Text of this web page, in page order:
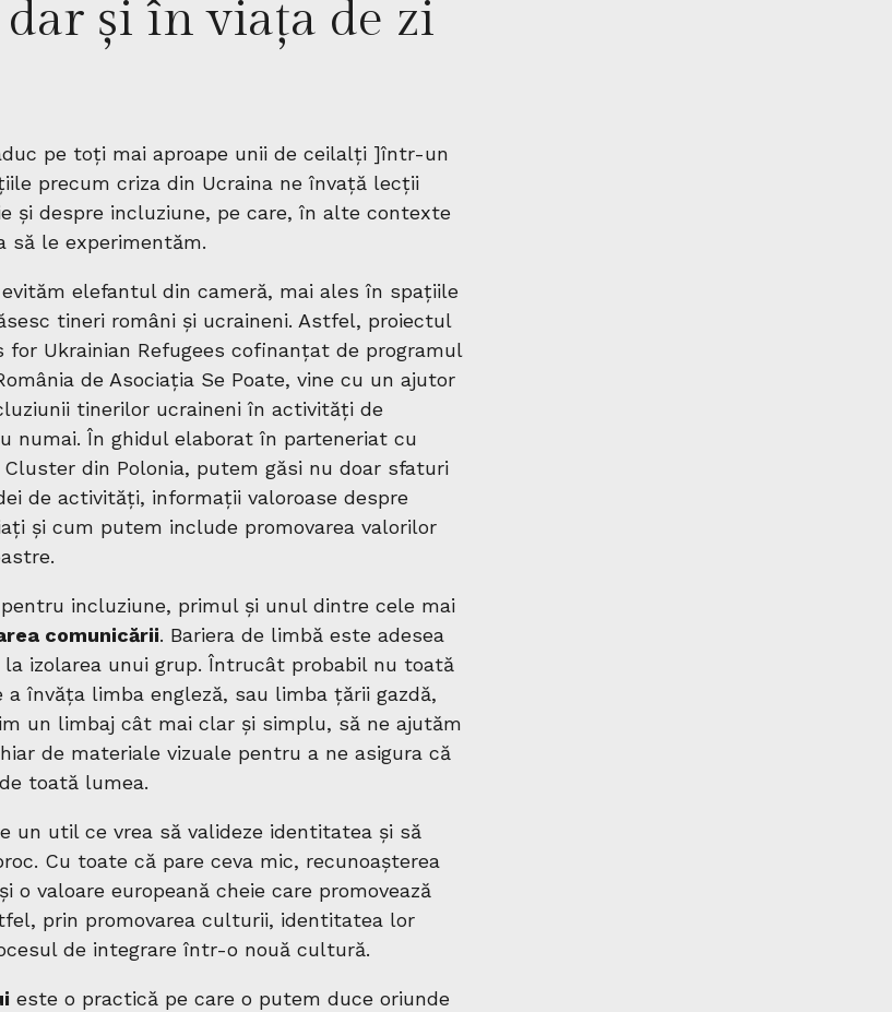
și în viața de zi
pe toți mai aproape unii de ceilalți ]într-un
precum criza din Ucraina ne învață lecții
și despre incluziune, pe care, în alte contexte
să le experimentăm.
elefantul din cameră, mai ales în spațiile
tineri români și ucraineni. Astfel, proiectul
for Ukrainian Refugees cofinanțat de programul
de Asociația Se Poate, vine cu un ajutor
tinerilor ucraineni în activități de
numai. În ghidul elaborat în parteneriat cu
din Polonia, putem găsi nu doar sfaturi
de activități, informații valoroase despre
și cum putem include promovarea valorilor
incluziune, primul și unul dintre cele mai
comunicării. Bariera de limbă este adesea
izolarea unui grup. Întrucât probabil nu toată
învăța limba engleză, sau limba țării gazdă,
un limbaj cât mai clar și simplu, să ne ajutăm
de materiale vizuale pentru a ne asigura că
toată lumea.
un util ce vrea să valideze identitatea și să
Cu toate că pare ceva mic, recunoașterea
valoare europeană cheie care promovează
prin promovarea culturii, identitatea lor
de integrare într-o nouă cultură.
este o practică pe care o putem duce oriunde